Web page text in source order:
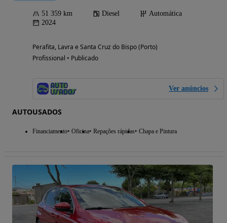
51 359 km Diesel
Automática
2024
Perafita, Lavra e Santa Cruz do Bispo (Porto)
Profissional • Publicado
Ver anúncios
AUTOUSADOS
Financiamento Oficina Repações rápidas Chapa e Pintura